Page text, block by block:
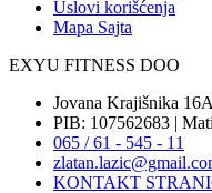
Uslovi korišćenja
Mapa Sajta
EXYU FITNESS DOO
Jovana Krajišnika
PIB: 107562683 |
065 / 61 - 545 - 11
KONTAKT